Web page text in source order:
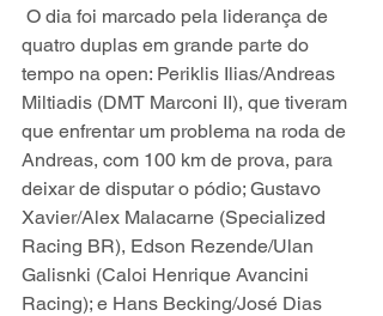
quatro duplas em grande parte do
tempo na open: Periklis Ilias/Andreas
Miltiadis (DMT Marconi II), que tiveram
que enfrentar um problema na roda de
Andreas, com 100 km de prova, para
deixar de disputar o pódio; Gustavo
Xavier/Alex Malacarne (Specialized
Racing BR), Edson Rezende/Ulan
Galisnki (Caloi Henrique Avancini
Racing); e Hans Becking/José Dias